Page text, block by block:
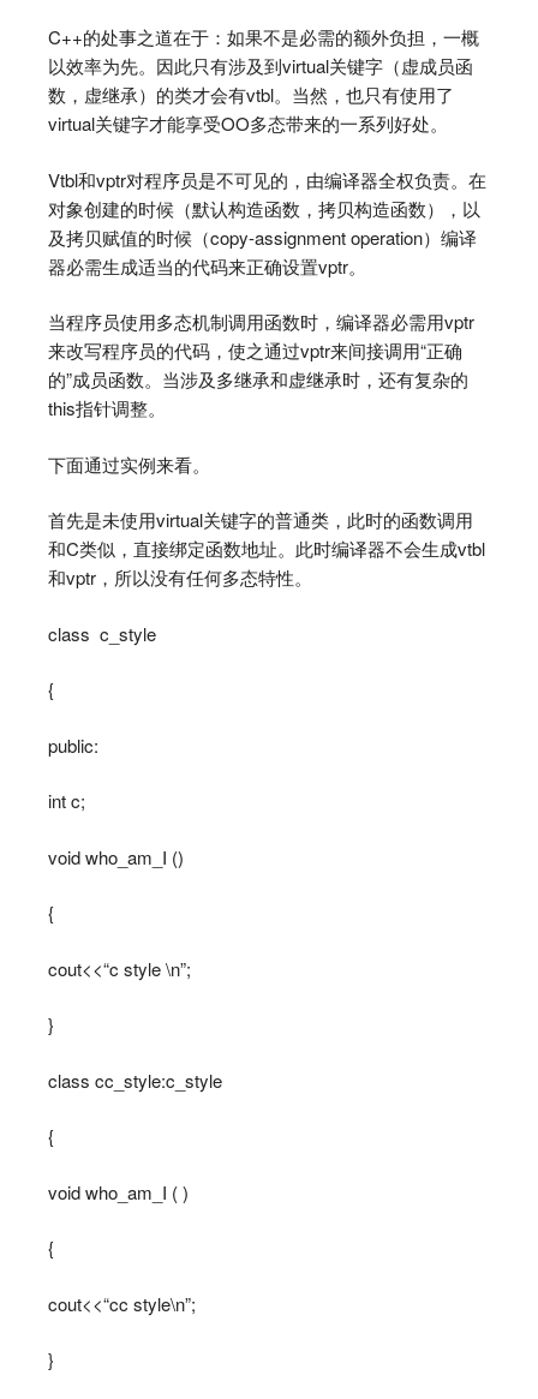
C++的处事之道在于：如果不是必需的额外负担，一概
以效率为先。因此只有涉及到virtual关键字（虚成员函
数，虚继承）的类才会有vtbl。当然，也只有使用了
virtual关键字才能享受OO多态带来的一系列好处。
Vtbl和vptr对程序员是不可见的，由编译器全权负责。在
对象创建的时候（默认构造函数，拷贝构造函数），以
及拷贝赋值的时候（copy-assignment operation）编译
器必需生成适当的代码来正确设置vptr。
当程序员使用多态机制调用函数时，编译器必需用vptr
来改写程序员的代码，使之通过vptr来间接调用“正确
的”成员函数。当涉及多继承和虚继承时，还有复杂的
this指针调整。
下面通过实例来看。
首先是未使用virtual关键字的普通类，此时的函数调用
和C类似，直接绑定函数地址。此时编译器不会生成vtbl
和vptr，所以没有任何多态特性。
class c_style
{
public:
int c;
void who_am_I ()
{
cout<<“c style \n”;
}
class cc_style:c_style
{
void who_am_I ( )
{
cout<<“cc style\n”;
}